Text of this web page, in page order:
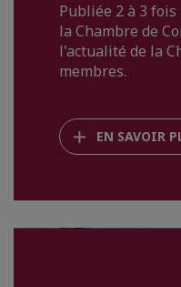
Publiée 2 à 3
la Chambre de
l'actualité de la
membres.
EN SAVOIR